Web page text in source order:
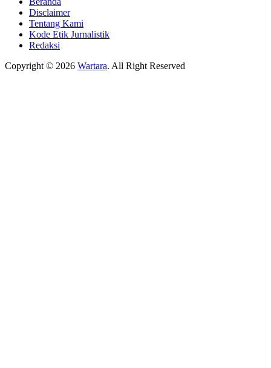
Disclaimer
Tentang Kami
Kode Etik Jurnalistik
Redaksi
Copyright © 2026 Wartara. All Right Reserved